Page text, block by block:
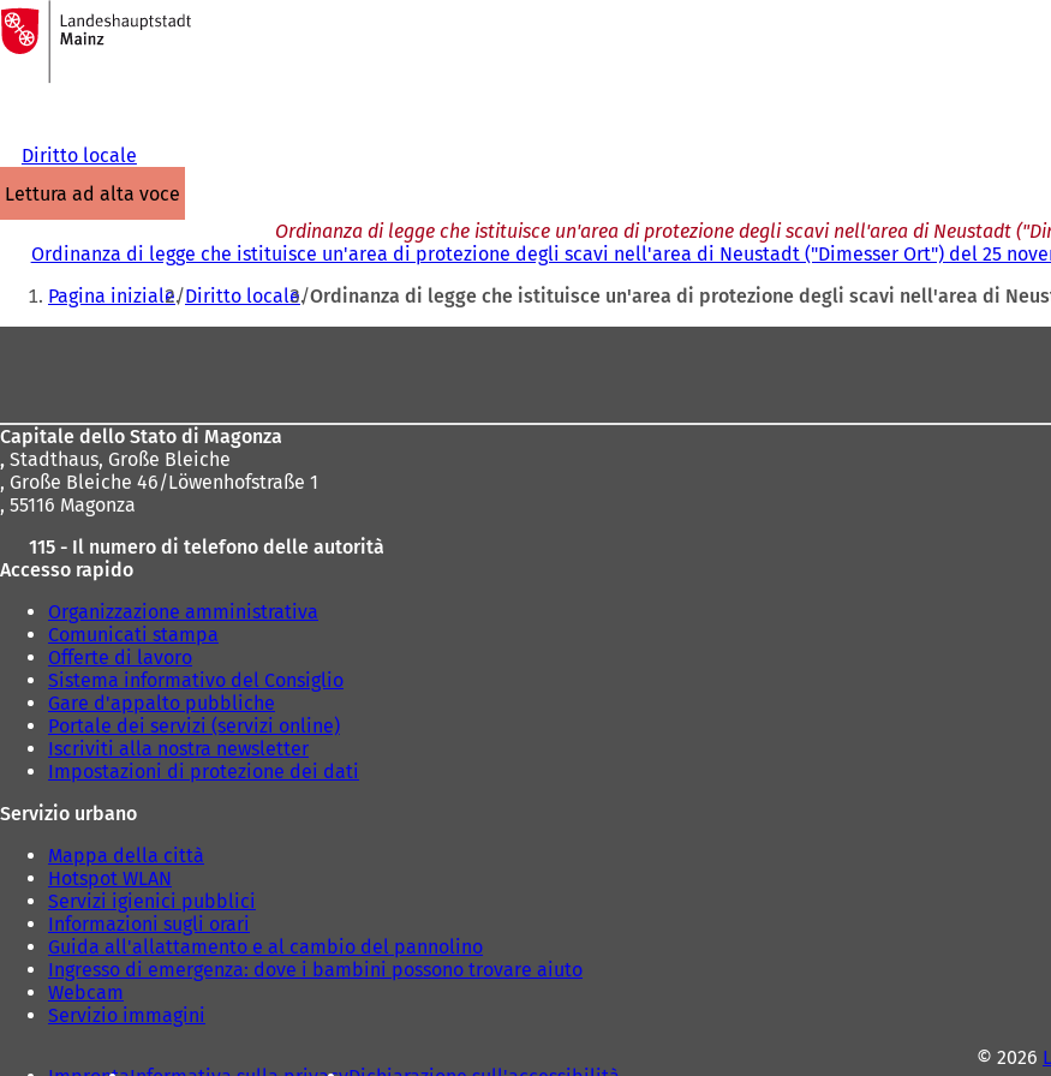
Vai al contenuto
Alla
pagina
iniziale
Diritto locale
lettura ad alta voce
Ordinanza di legge che istituisce un'area di protezione degli scavi nell'area di Neustadt
Ordinanza di legge che istituisce un'area di protezione degli scavi nell'area di Neustadt ("Dimesser Ort") del 25
Siete
qui:
Pagina iniziale Diritto locale Ordinanza di legge che istituisce un'area di protezione degli scavi nell'area di
Capitale dello Stato di Magonza
, Stadthaus, Große Bleiche
, Große Bleiche 46/Löwenhofstraße 1
, 55116 Magonza
115 - Il numero di telefono delle autorità
Accesso rapido
Organizzazione amministrativa
Comunicati stampa
Offerte di lavoro
Sistema informativo del Consiglio
Gare d'appalto pubbliche
Portale dei servizi (servizi online)
Iscriviti alla nostra newsletter
Impostazioni di protezione dei dati
Servizio urbano
Mappa della città
Hotspot WLAN
Servizi igienici pubblici
Informazioni sugli orari
Guida all'allattamento e al cambio del pannolino
Ingresso di emergenza: dove i bambini possono trovare aiuto
Webcam
Servizio immagini
© 2026